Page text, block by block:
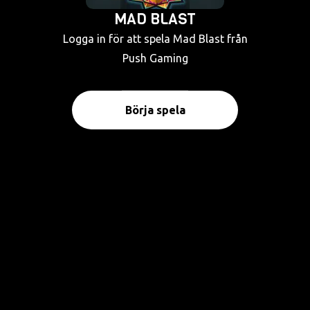
MAD BLAST
Logga in för att spela Mad Blast från
Push Gaming
Börja spela